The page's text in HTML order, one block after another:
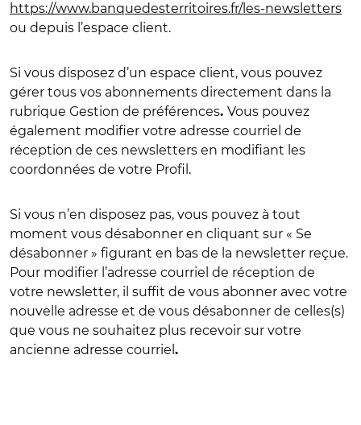
https://www.banquedesterritoires.fr/les-newsletters
ou depuis l’espace client.
Si vous disposez d’un espace client, vous pouvez
gérer tous vos abonnements directement dans la
rubrique Gestion de préférences. Vous pouvez
également modifier votre adresse courriel de
réception de ces newsletters en modifiant les
coordonnées de votre Profil.
Si vous n’en disposez pas, vous pouvez à tout
moment vous désabonner en cliquant sur « Se
désabonner » figurant en bas de la newsletter reçue.
Pour modifier l’adresse courriel de réception de
votre newsletter, il suffit de vous abonner avec votre
nouvelle adresse et de vous désabonner de celles(s)
que vous ne souhaitez plus recevoir sur votre
ancienne adresse courriel .